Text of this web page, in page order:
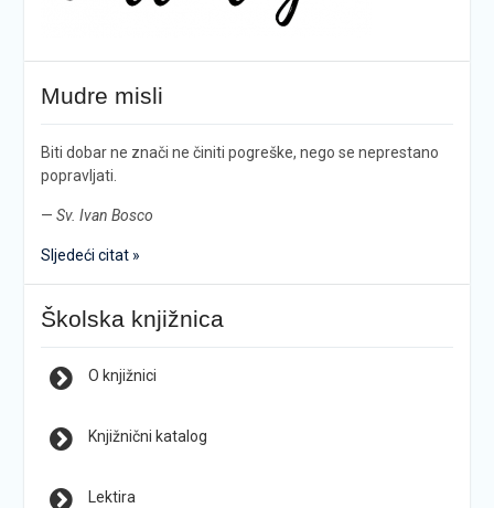
Mudre misli
Biti dobar ne znači ne činiti pogreške, nego se neprestano
popravljati.
— Sv. Ivan Bosco
Sljedeći citat »
Školska knjižnica
O knjižnici
Knjižnični katalog
Lektira